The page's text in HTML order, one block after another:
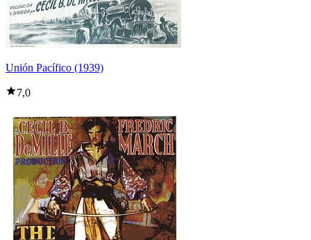
Unión Pacífico (1939)
7,0